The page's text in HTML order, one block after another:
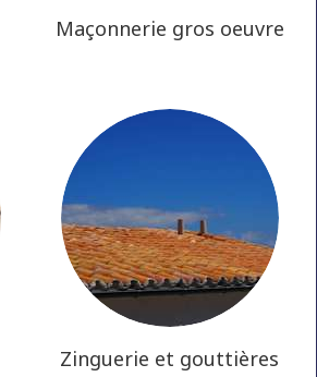
Maçonnerie gros oeuvre
Zinguerie et gouttières